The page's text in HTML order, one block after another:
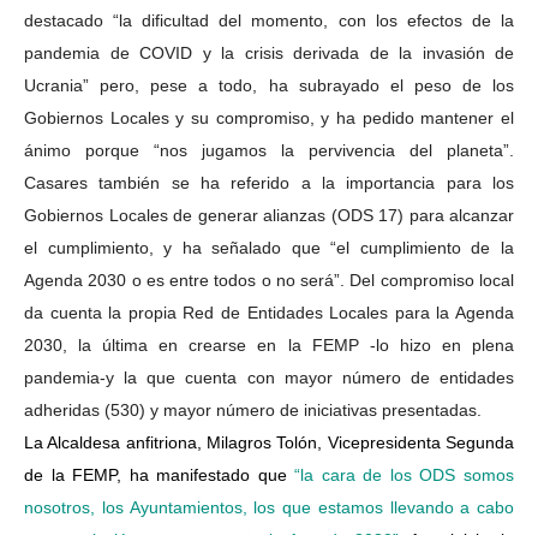
destacado “la dificultad del momento, con los efectos de la
pandemia de COVID y la crisis derivada de la invasión de
Ucrania” pero, pese a todo, ha subrayado el peso de los
Gobiernos Locales y su compromiso, y ha pedido mantener el
ánimo porque “nos jugamos la pervivencia del planeta”.
Casares también se ha referido a la importancia para los
Gobiernos Locales de generar alianzas (ODS 17) para alcanzar
el cumplimiento, y ha señalado que “el cumplimiento de la
Agenda 2030 o es entre todos o no será”. Del compromiso local
da cuenta la propia Red de Entidades Locales para la Agenda
2030, la última en crearse en la FEMP -lo hizo en plena
pandemia-y la que cuenta con mayor número de entidades
adheridas (530) y mayor número de iniciativas presentadas.
La Alcaldesa anfitriona, Milagros Tolón, Vicepresidenta Segunda
de la FEMP, ha manifestado que“la cara de los ODS somos
nosotros, los Ayuntamientos, los que estamos llevando a cabo